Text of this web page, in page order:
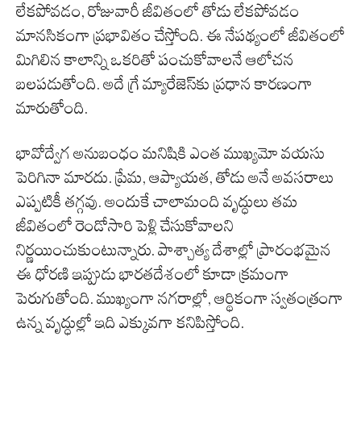
లేకపోవడం, రోజువారీ జీవితంలో తోడు లేకపోవడం
మానసికంగా ప్రభావితం చేస్తోంది. ఈ నేపథ్యంలో జీవితంలో
మిగిలిన కాలాన్ని ఒకరితో పంచుకోవాలనే ఆలోచన
బలపడుతోంది. అదే గ్రే మ్యారేజెస్‌కు ప్రధాన కారణంగా
మారుతోంది.
భావోద్వేగ అనుబంధం మనిషికి ఎంత ముఖ్యమో వయసు
పెరిగినా మారదు. ప్రేమ, ఆప్యాయత, తోడు అనే అవసరాలు
ఎప్పటికీ తగ్గవు. అందుకే చాలామంది వృద్ధులు తమ
జీవితంలో రెండోసారి పెళ్లి చేసుకోవాలని
నిర్ణయించుకుంటున్నారు. పాశ్చాత్య దేశాల్లో ప్రారంభమైన
ఈ ధోరణి ఇప్పుడు భారతదేశంలో కూడా క్రమంగా
పెరుగుతోంది. ముఖ్యంగా నగరాల్లో, ఆర్థికంగా స్వతంత్రంగా
ఉన్న వృద్ధుల్లో ఇది ఎక్కువగా కనిపిస్తోంది.